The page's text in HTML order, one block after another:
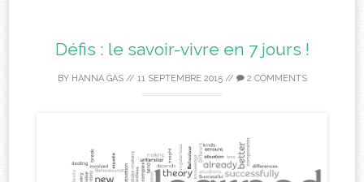
Défis : le savoir-vivre en 7 jours !
BY HANNA GAS// 11 SEPTEMBRE 2015// 2 COMMENTS